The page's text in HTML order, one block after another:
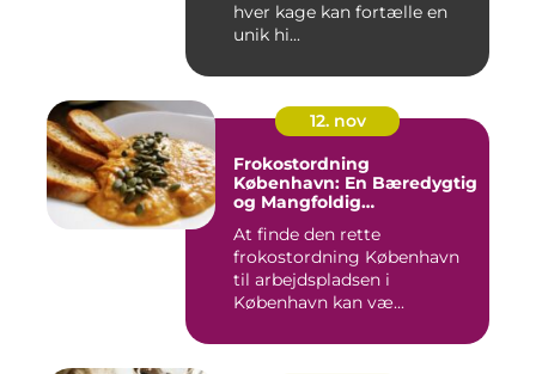
hver kage kan fortælle en
unik hi...
12. nov
Frokostordning
København: En Bæredygtig
og Mangfoldig
At finde den rette
frokostordning København
til arbejdspladsen i
København kan væ...